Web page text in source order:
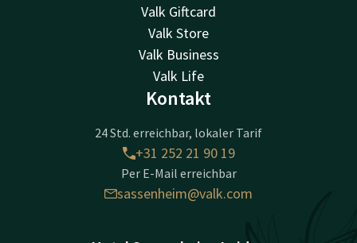
Valk Giftcard
Valk Store
Valk Business
Valk Life
Kontakt
24 Std. erreichbar, lokaler Tarif
+31 252 21 90 19
Per E-Mail erreichbar
sassenheim@valk.com